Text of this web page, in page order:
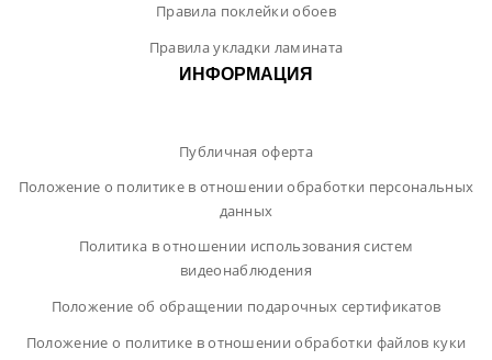
Правила поклейки обоев
Правила укладки ламината
ИНФОРМАЦИЯ
Публичная оферта
Положение о политике в отношении обработки персональных
данных
Политика в отношении использования систем
видеонаблюдения
Положение об обращении подарочных сертификатов
Положение о политике в отношении обработки файлов куки